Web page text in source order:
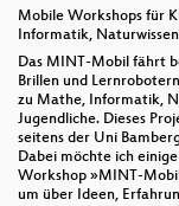
Mobile Workshops für
Informatik,
Das MINT-Mobil fährt
Brillen und
zu Mathe, Informatik,
Jugendliche. Dieses
seitens der Uni
Dabei möchte ich
Workshop »MINT-
um über Ideen,